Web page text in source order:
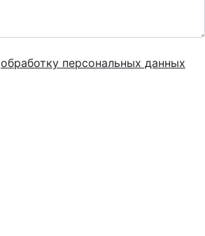
обработку персональных данных